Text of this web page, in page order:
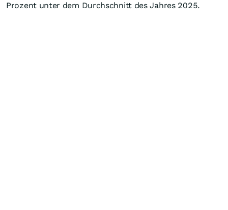
Prozent unter dem Durchschnitt des Jahres 2025.